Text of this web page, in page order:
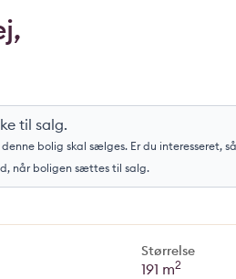
til salg.
bolig skal sælges. Er du interesseret,
når boligen sættes til salg.
Størrelse
191 m2